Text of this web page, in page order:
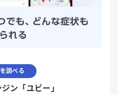
調べる
ン「ユビー」